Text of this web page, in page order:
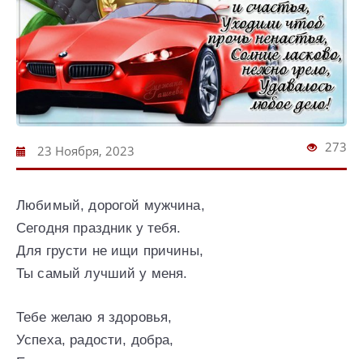
23 Ноября, 2023 273
Любимый, дорогой мужчина,
Сегодня праздник у тебя.
Для грусти не ищи причины,
Ты самый лучший у меня.
Тебе желаю я здоровья,
Успеха, радости, добра,